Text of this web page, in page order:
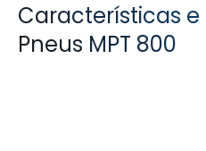
Características e
Pneus MPT 800